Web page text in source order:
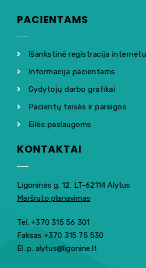
PACIENTAMS
Išankstinė registracija internetu
Informacija pacientams
Gydytojų darbo grafikai
Pacientų teisės ir pareigos
Eilės paslaugoms
KONTAKTAI
Ligoninės g. 12, LT-62114 Alytus
Maršruto planavimas
Tel. +370 315 56 301
Faksas +370 315 75 530
El. p. alytus@ligonine.lt